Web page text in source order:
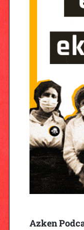
Azken